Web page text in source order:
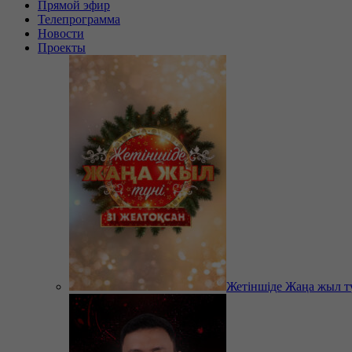
Прямой эфир
Телепрограмма
Новости
Проекты
Жетіншіде Жаңа жыл